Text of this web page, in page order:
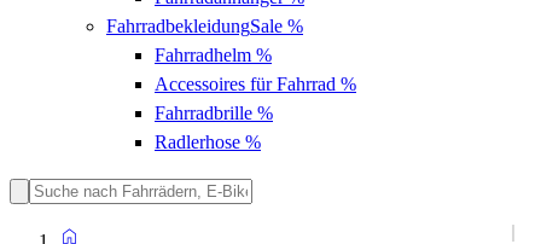
FahrradbekleidungSale %
Fahrradhelm %
Accessoires für Fahrrad %
Fahrradbrille %
Radlerhose %